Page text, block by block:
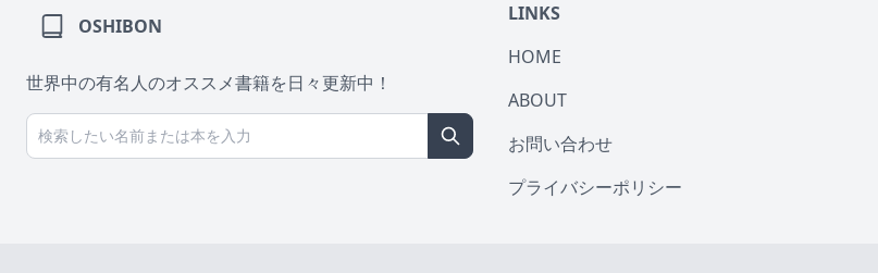
OSHIBON
世界中の有名人のオススメ書籍を日々更新中！
LINKS
HOME
ABOUT
お問い合わせ
プライバシーポリシー